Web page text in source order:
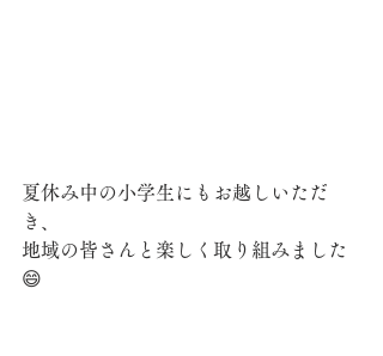
夏休み中の小学生にもお越しいただ
き、
地域の皆さんと楽しく取り組みました
😄